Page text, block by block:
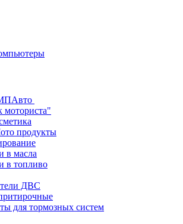
моториста"
продукты
в масла
в топливо
ДВС
для тормозных систем